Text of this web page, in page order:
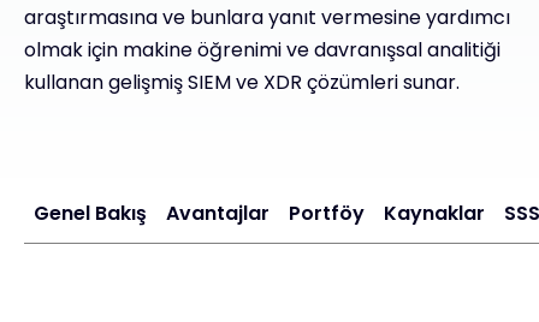
araştırmasına ve bunlara yanıt vermesine yardımcı
olmak için makine öğrenimi ve davranışsal analitiği
kullanan gelişmiş SIEM ve XDR çözümleri sunar.
Genel Bakış Avantajlar Portföy Kaynaklar SSS